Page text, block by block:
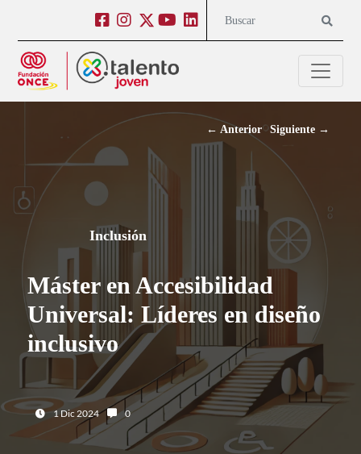
FacebookInstagram
TwitterYoutube
Buscar
← Anterior Siguiente →
Máster en Accesibilidad
Universal: Líderes en diseño
inclusivo
Inclusión
Fecha:
1 Dic 2024 Número de comentarios:
0